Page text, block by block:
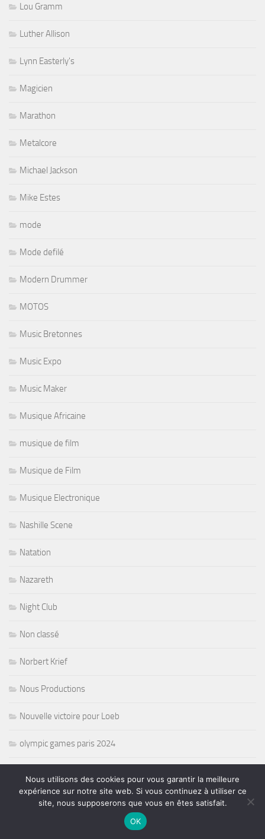
Lou Gramm
Luther Allison
Lynn Easterly's
Magicien
Marathon
Metalcore
Michael Jackson
Mike Estes
mode
Mode defilé
Modern Drummer
MOTOS
Music Bretonnes
Music Expo
Music Maker
Musique Africaine
musique de film
Musique de Film
Musique Electronique
Nashille Scene
Natation
Nazareth
Night Club
Non classé
Norbert Krief
Nous Productions
Nouvelle victoire pour Loeb
olympic games paris 2024
Oprat
Nous utilisons des cookies pour vous garantir la meilleure
expérience sur notre site web. Si vous continuez à utiliser ce
site, nous supposerons que vous en êtes satisfait.
OK